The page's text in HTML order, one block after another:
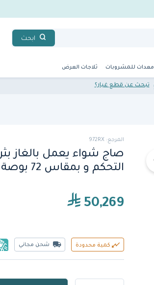
ابحث
معدات للمشروبات ثلاجات العرض
تبحث عن قطع غيار؟
المرجع: 972RX
صاج شواء يعمل بالغاز
التحكم و بمقاس 72 بوصة (972RX) من فولكان
50,269
كمية محدودة شحن مجاني